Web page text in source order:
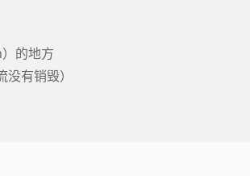
的地方
有销毁）